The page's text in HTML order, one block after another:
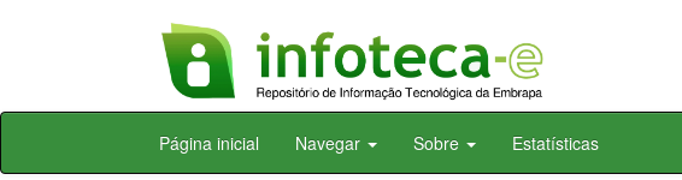
Skip
Página inicial Navegar Sobre Estatísticas